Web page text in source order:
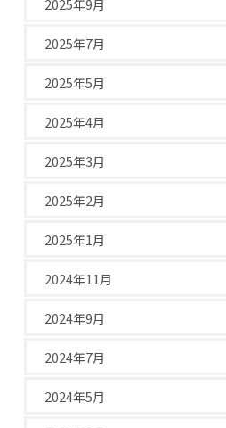
2025年9月
2025年7月
2025年5月
2025年4月
2025年3月
2025年2月
2025年1月
2024年11月
2024年9月
2024年7月
2024年5月